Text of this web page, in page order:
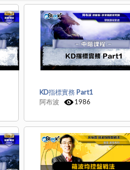
KD指標實務 Part1
阿布波
1986